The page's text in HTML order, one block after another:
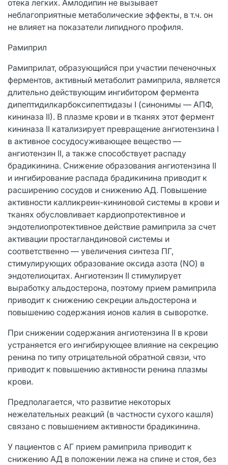
отека легких. Амлодипин не вызывает
неблагоприятные метаболические эффекты, в т.ч. он
не влияет на показатели липидного профиля.
Рамиприл
Рамиприлат, образующийся при участии печеночных
ферментов, активный метаболит рамиприла, является
длительно действующим ингибитором фермента
дипептидилкарбоксипептидазы I (синонимы — АПФ,
кининаза II). В плазме крови и в тканях этот фермент
кининаза II катализирует превращение ангиотензина I
в активное сосудосуживающее вещество —
ангиотензин II, а также способствует распаду
брадикинина. Снижение образования ангиотензина II
и ингибирование распада брадикинина приводит к
расширению сосудов и снижению АД. Повышение
активности калликреин-кининовой системы в крови и
тканях обусловливает кардиопротективное и
эндотелиопротективное действие рамиприла за счет
активации простагландиновой системы и
соответственно — увеличения синтеза ПГ,
стимулирующих образование оксида азота (NO) в
эндотелиоцитах. Ангиотензин II стимулирует
выработку альдостерона, поэтому прием рамиприла
приводит к снижению секреции альдостерона и
повышению содержания ионов калия в сыворотке.
При снижении содержания ангиотензина II в крови
устраняется его ингибирующее влияние на секрецию
ренина по типу отрицательной обратной связи, что
приводит к повышению активности ренина плазмы
крови.
Предполагается, что развитие некоторых
нежелательных реакций (в частности сухого кашля)
связано с повышением активности брадикинина.
У пациентов с АГ прием рамиприла приводит к
снижению АД в положении лежа на спине и стоя, без